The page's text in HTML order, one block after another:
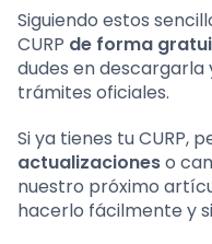
Siguiendo estos
CURP de forma
dudes en
trámites oficiales.
Si ya tienes tu CURP,
actualizacioneso
nuestro próximo
hacerlo fácilmente y